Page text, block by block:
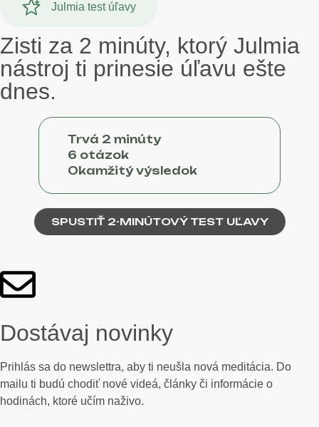
Julmia test úľavy
Zisti za 2 minúty, ktorý Julmia
nástroj ti prinesie úľavu ešte
dnes.
Trvá 2 minúty
6 otázok
Okamžitý výsledok
SPUSTIŤ 2-MINÚTOVÝ TEST UĽAVY
Dostávaj novinky
Prihlás sa do newslettra, aby ti neušla nová meditácia. Do
mailu ti budú chodiť nové videá, články či informácie o
hodinách, ktoré učím naživo.